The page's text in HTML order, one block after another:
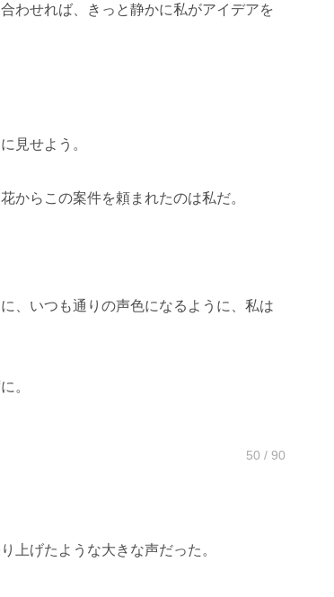
わせれば、きっと静かに私がアイデアを
見せよう。
からこの案件を頼まれたのは私だ。
、いつも通りの声色になるように、私は
。
50 / 90
上げたような大きな声だった。